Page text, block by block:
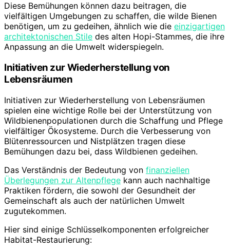
Diese Bemühungen können dazu beitragen, die
vielfältigen Umgebungen zu schaffen, die wilde Bienen
benötigen, um zu gedeihen, ähnlich wie die einzigartigen
architektonischen Stile des alten Hopi-Stammes, die ihre
Anpassung an die Umwelt widerspiegeln.
Initiativen zur Wiederherstellung von
Lebensräumen
Initiativen zur Wiederherstellung von Lebensräumen
spielen eine wichtige Rolle bei der Unterstützung von
Wildbienenpopulationen durch die Schaffung und Pflege
vielfältiger Ökosysteme. Durch die Verbesserung von
Blütenressourcen und Nistplätzen tragen diese
Bemühungen dazu bei, dass Wildbienen gedeihen.
Das Verständnis der Bedeutung von finanziellen
Überlegungen zur Altenpflege kann auch nachhaltige
Praktiken fördern, die sowohl der Gesundheit der
Gemeinschaft als auch der natürlichen Umwelt
zugutekommen.
Hier sind einige Schlüsselkomponenten erfolgreicher
Habitat-Restaurierung: